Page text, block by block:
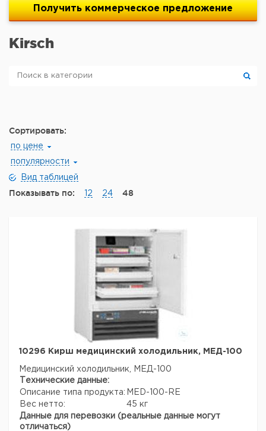
Получить коммерческое предложение
Kirsch
Сортировать:
по цене
популярности
Вид таблицей
Показывать по: 12 24 48
10296 Кирш медицинский холодильник, МЕД-100
Медицинский холодильник, МЕД-100
Технические данные:
Описание типа продукта: MED-100-RE
Вес нетто:
45 кг
Данные для перевозки (реальные данные могут
отличаться)